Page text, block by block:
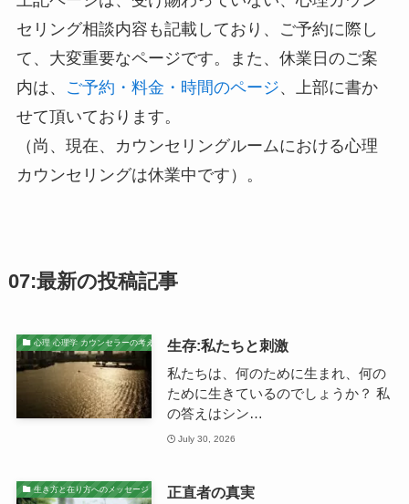
セリング相談内容も記載しており、ご予約に際し
て、大変重要なページです。また、休業日のご案
内は、
ご予約・料金・時間のページ、上部に書か
せて頂いております。
（尚、現在、カウンセリングルームにおける心理
カウンセリングは休業中です）。
07:最新の投稿記事
心理 心理学 カウンセラーの考え 生存:私たちと刺激
私たちは、何のために生まれ、何の
ために生きているのでしょうか？ 私
の答えはシン…
July 30, 2026
生き方と在り方へのメッセージ 正直者の真実